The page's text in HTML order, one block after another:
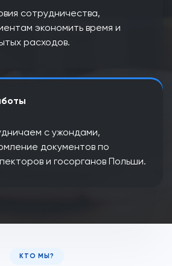
сотрудничества,
экономить время и
расходов.
с ужондами,
документов по
и госорганов Польши.
КТО МЫ?